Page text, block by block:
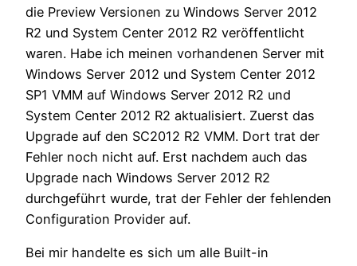
die Preview Versionen zu Windows Server 2012
R2 und System Center 2012 R2 veröffentlicht
waren. Habe ich meinen vorhandenen Server mit
Windows Server 2012 und System Center 2012
SP1 VMM auf Windows Server 2012 R2 und
System Center 2012 R2 aktualisiert. Zuerst das
Upgrade auf den SC2012 R2 VMM. Dort trat der
Fehler noch nicht auf. Erst nachdem auch das
Upgrade nach Windows Server 2012 R2
durchgeführt wurde, trat der Fehler der fehlenden
Configuration Provider auf.
Bei mir handelte es sich um alle Built-in